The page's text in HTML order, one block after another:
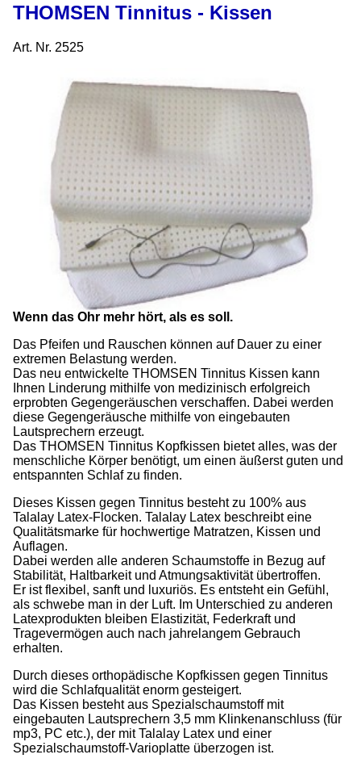
THOMSEN Tinnitus - Kissen
Art. Nr. 2525
Wenn das Ohr mehr hört, als es soll.
Das Pfeifen und Rauschen können auf Dauer zu einer
extremen Belastung werden.
Das neu entwickelte THOMSEN Tinnitus Kissen kann
Ihnen Linderung mithilfe von medizinisch erfolgreich
erprobten Gegengeräuschen verschaffen. Dabei werden
diese Gegengeräusche mithilfe von eingebauten
Lautsprechern erzeugt.
Das THOMSEN Tinnitus Kopfkissen bietet alles, was der
menschliche Körper benötigt, um einen äußerst guten und
entspannten Schlaf zu finden.
Dieses Kissen gegen Tinnitus besteht zu 100% aus
Talalay Latex-Flocken. Talalay Latex beschreibt eine
Qualitätsmarke für hochwertige Matratzen, Kissen und
Auflagen.
Dabei werden alle anderen Schaumstoffe in Bezug auf
Stabilität, Haltbarkeit und Atmungsaktivität übertroffen.
Er ist flexibel, sanft und luxuriös. Es entsteht ein Gefühl,
als schwebe man in der Luft. Im Unterschied zu anderen
Latexprodukten bleiben Elastizität, Federkraft und
Tragevermögen auch nach jahrelangem Gebrauch
erhalten.
Durch dieses orthopädische Kopfkissen gegen Tinnitus
wird die Schlafqualität enorm gesteigert.
Das Kissen besteht aus Spezialschaumstoff mit
eingebauten Lautsprechern 3,5 mm Klinkenanschluss (für
mp3, PC etc.), der mit Talalay Latex und einer
Spezialschaumstoff-Varioplatte überzogen ist.